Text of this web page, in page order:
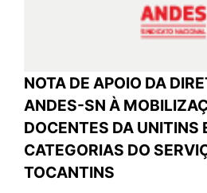
NOTA DE APOIO DA
ANDES-SN À
DOCENTES DA UNITINS
CATEGORIAS DO
TOCANTINS